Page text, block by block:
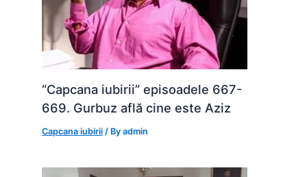
“Capcana iubirii” episoadele 667-
669. Gurbuz află cine este Aziz
Capcana iubirii / Byadmin